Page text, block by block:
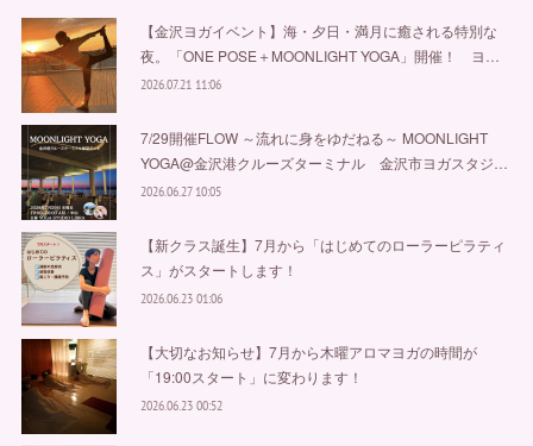
【金沢ヨガイベント】海・夕日・満月に癒される特別な
夜。「ONE POSE＋MOONLIGHT YOGA」開催！ ヨ…
2026.07.21 11:06
7/29開催FLOW ～流れに身をゆだねる～ MOONLIGHT
YOGA@金沢港クルーズターミナル 金沢市ヨガスタジ…
2026.06.27 10:05
【新クラス誕生】7月から「はじめてのローラーピラティ
ス」がスタートします！
2026.06.23 01:06
【大切なお知らせ】7月から木曜アロマヨガの時間が
「19:00スタート」に変わります！
2026.06.23 00:52